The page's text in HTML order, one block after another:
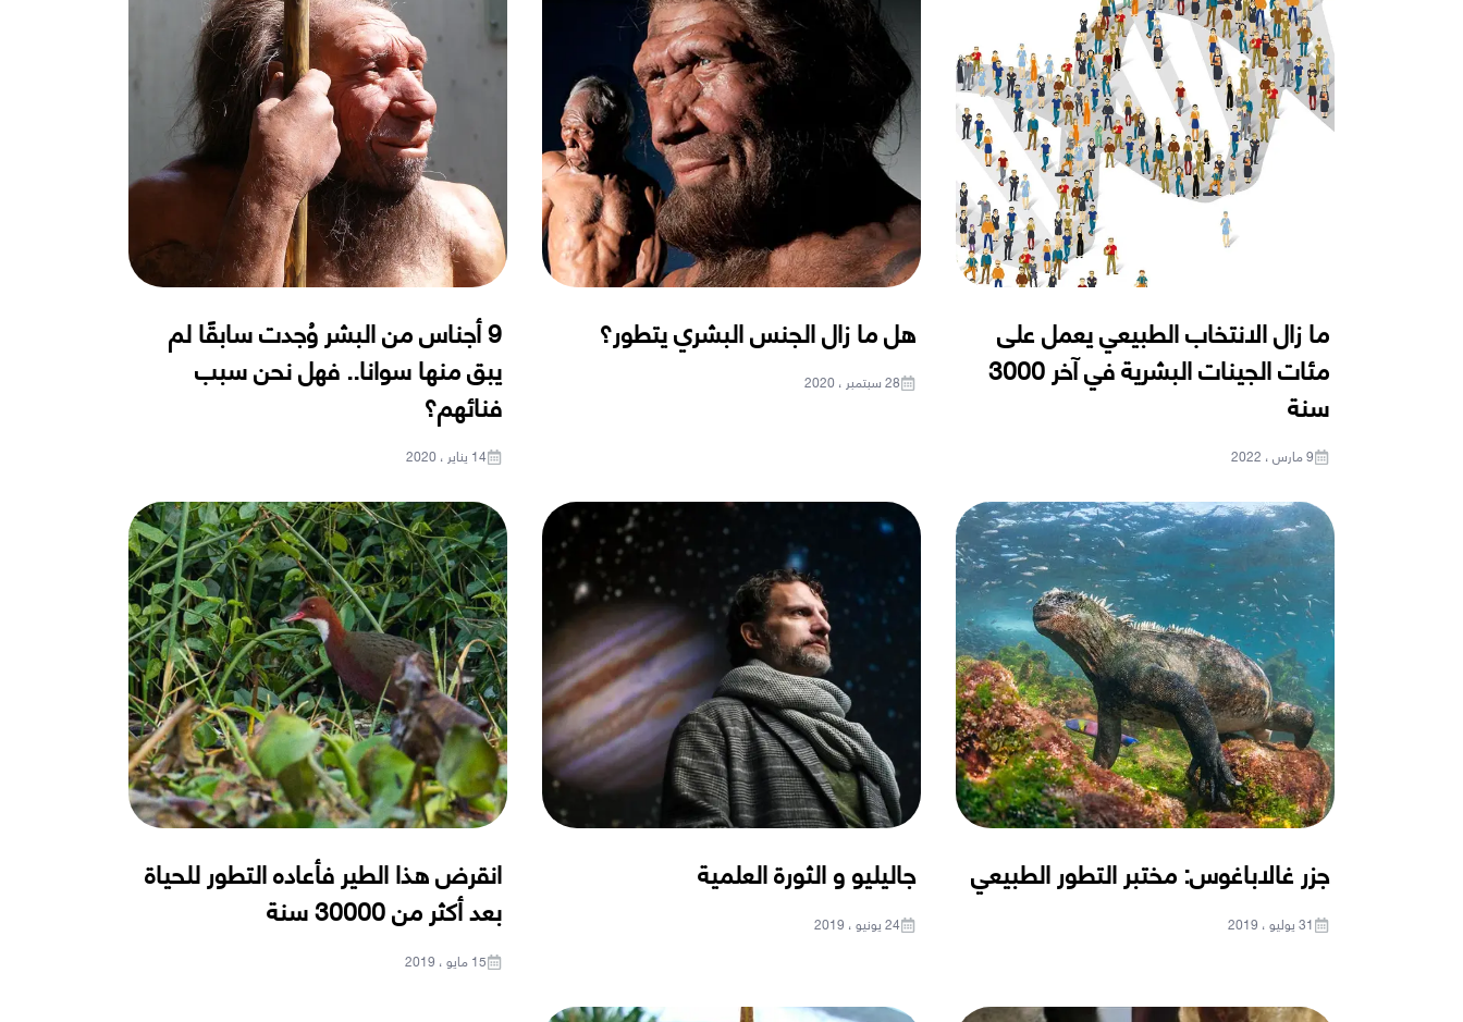
ما زال الانتخاب الطبيعي يعمل على
مئات الجينات البشرية في آخر 3000
سنة
9 مارس ، 2022
هل ما زال الجنس البشري يتطور؟
28 سبتمبر ، 2020
9 أجناس من البشر وُجدت سابقًا لم
يبق منها سوانا.. فهل نحن سبب
فنائهم؟
14 يناير ، 2020
جزر غالاباغوس: مختبر التطور الطبيعي
31 يوليو ، 2019
جاليليو و الثورة العلمية
24 يونيو ، 2019
انقرض هذا الطير فأعاده التطور للحياة
بعد أكثر من 30000 سنة
15 مايو ، 2019